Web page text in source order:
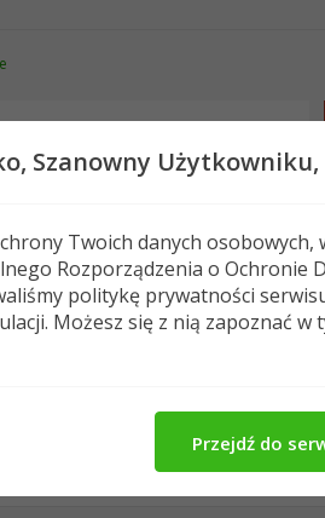
Nowe posty FAQ Kalendarz
Szanowny Użytkowniku,
Twoich danych osobowych,
Rozporządzenia o Ochronie
politykę prywatności
Możesz się z nią zapoznać w
Przejdź do